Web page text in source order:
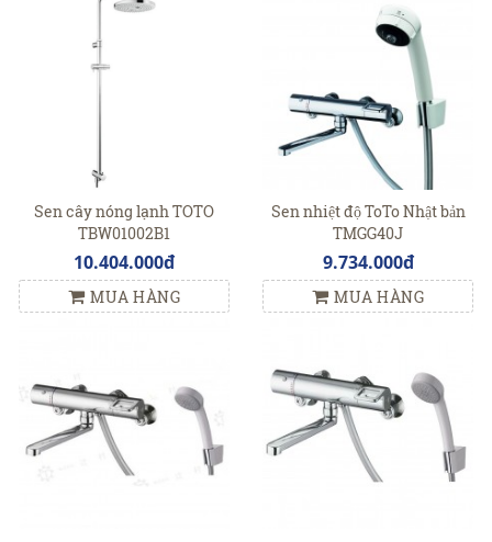
Sen cây nóng lạnh TOTO
TBW01002B1
10.404.000đ
MUA HÀNG
Sen nhiệt độ ToTo Nhật bản
TMGG40J
9.734.000đ
MUA HÀNG